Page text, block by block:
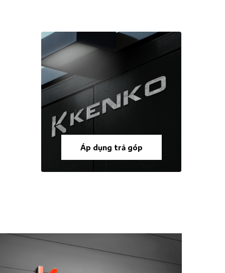
Áp dụng trả góp